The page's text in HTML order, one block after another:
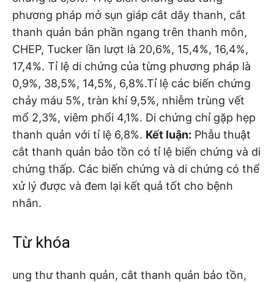
phương pháp mở sụn giáp cắt dây thanh, cắt
thanh quản bán phần ngang trên thanh môn,
CHEP, Tucker lần lượt là 20,6%, 15,4%, 16,4%,
17,4%. Tỉ lệ di chứng của từng phương pháp là
0,9%, 38,5%, 14,5%, 6,8%.Tỉ lệ các biến chứng
chảy máu 5%, tràn khí 9,5%, nhiễm trùng vết
mổ 2,3%, viêm phổi 4,1%. Di chứng chỉ gặp hẹp
thanh quản với tỉ lệ 6,8%. Kết luận: Phẫu thuật
cắt thanh quản bảo tồn có tỉ lệ biến chứng và di
chứng thấp. Các biến chứng và di chứng có thể
xử lý được và đem lại kết quả tốt cho bệnh
nhân.
Từ khóa
ung thư thanh quản, cắt thanh quản bảo tồn,